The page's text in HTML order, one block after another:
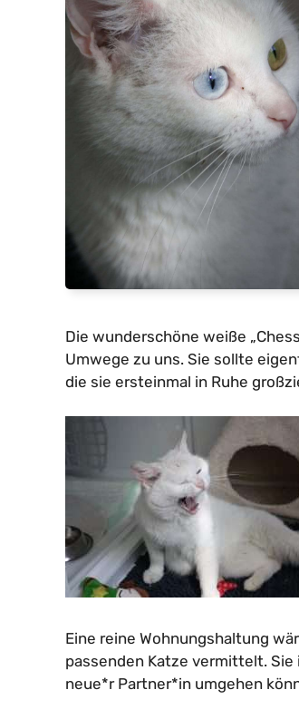
Die wunderschöne weiße
Umwege zu uns. Sie sollte
die sie ersteinmal in Ruhe
Eine reine Wohnungshaltung
passenden Katze vermittelt.
neue*r Partner*in umgehen